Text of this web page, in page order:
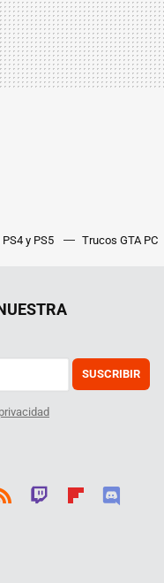
y PS5 Trucos GTA PC
SUSCRIBIR